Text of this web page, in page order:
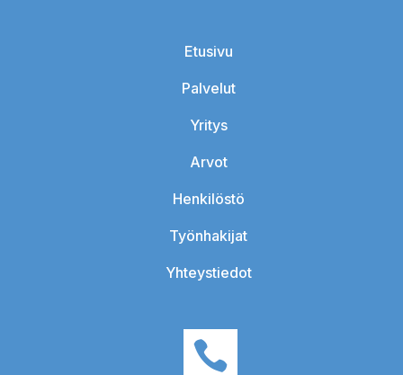
Etusivu
Palvelut
Yritys
Arvot
Henkilöstö
Työnhakijat
Yhteystiedot
